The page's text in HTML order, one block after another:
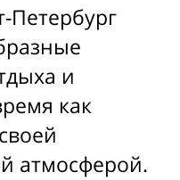
Петербург
и
как
атмосферой.